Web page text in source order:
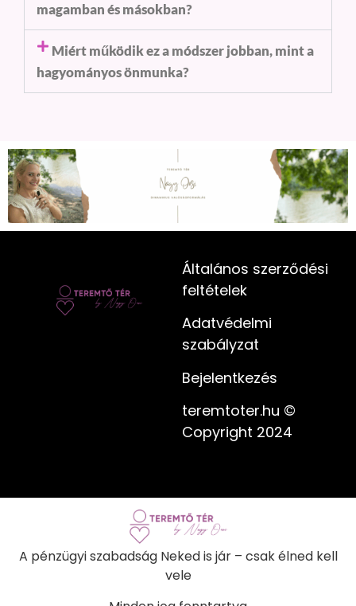
magamban és másokban?
Miért működik ez a módszer jobban, mint a
hagyományos önmunka?
Általános szerződési
feltételek
Adatvédelmi
szabályzat
Bejelentkezés
teremtoter.hu ©
Copyright 2024
A pénzügyi szabadság Neked is jár – csak élned kell
vele